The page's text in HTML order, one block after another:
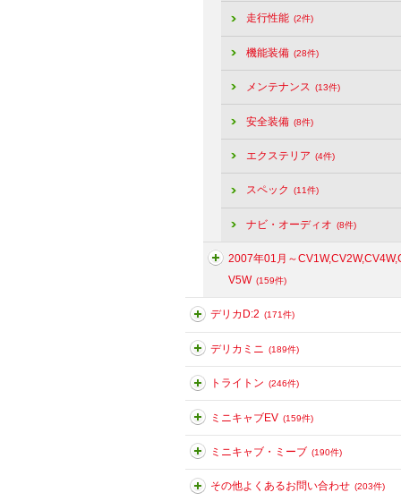
走行性能 (2件)
機能装備 (28件)
メンテナンス (13件)
安全装備 (8件)
エクステリア (4件)
スペック (11件)
ナビ・オーディオ (8件)
2007年01月～
V5W (159件)
デリカD:2 (171件)
デリカミニ (189件)
トライトン (246件)
ミニキャブEV (159件)
ミニキャブ・ミーブ (190件)
その他よくあるお問い合わせ (203件)